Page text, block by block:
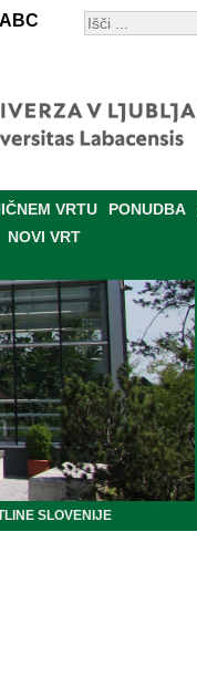
ABC
VRTU PONUDBA
NOVI VRT
SLOVENIJE